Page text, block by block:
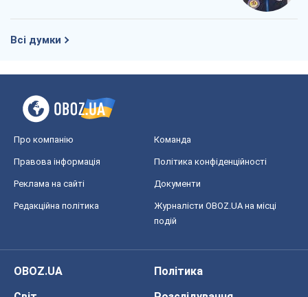
Всі думки
Про компанію Команда
Правова інформація Політика конфіденційності
Реклама на сайті Документи
Редакційна політика
Журналісти OBOZ.UA на місці
подій
OBOZ.UA
Політика